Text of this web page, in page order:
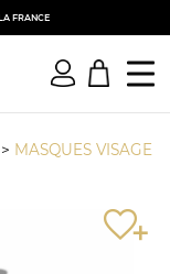
FRANCE
> MASQUES VISAGE